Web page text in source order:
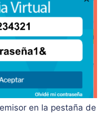
en la pestaña de